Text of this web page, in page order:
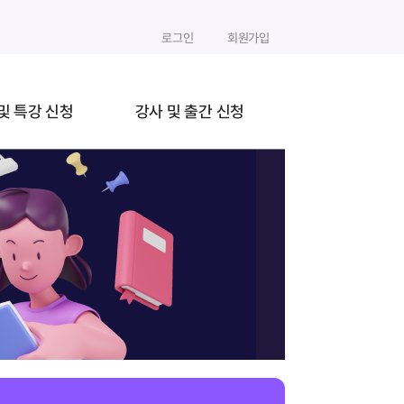
로그인 회원가입
특강 신청 강사 및 출간 신청